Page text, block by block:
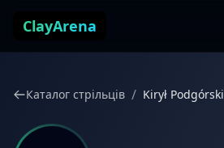
ClayArena
Каталог стрільців / Kirył Podgórski